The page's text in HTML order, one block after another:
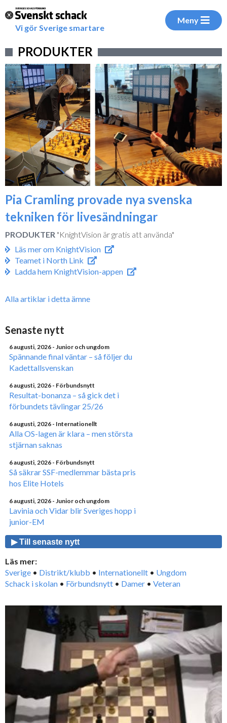
Vi gör Sverige smartare
Meny
PRODUKTER
Pia Cramling provade nya svenska
tekniken för livesändningar
PRODUKTER "KnightVision är gratis att använda"
Läs mer om KnightVision
Teamet i North Link
Ladda hem KnightVision-appen
Alla artiklar i detta ämne
Senaste nytt
6 augusti, 2026 - Junior och ungdom
Spännande final väntar – så följer du
Kadettallsvenskan
6 augusti, 2026 - Förbundsnytt
Resultat-bonanza – så gick det i
förbundets tävlingar 25/26
6 augusti, 2026 - Internationellt
Alla OS-lagen är klara – men största
stjärnan saknas
6 augusti, 2026 - Förbundsnytt
Så säkrar SSF-medlemmar bästa pris
hos Elite Hotels
6 augusti, 2026 - Junior och ungdom
Lavinia och Vidar blir Sveriges hopp i
junior-EM
▶ Till senaste nytt
Läs mer:
Sverige • Distrikt/klubb • Internationellt • Ungdom
Schack i skolan • Förbundsnytt • Damer • Veteran